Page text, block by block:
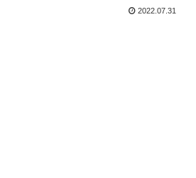
2022.07.31